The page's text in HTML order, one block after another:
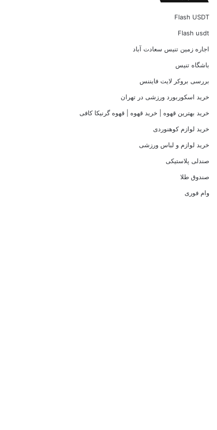
Flash USDT
Flash usdt
اجاره زمین تنیس سعادت آباد
باشگاه تنیس
بررسی بروکر لایت فایننس
خرید اسکوربورد ورزشی در تهران
خرید بهترین قهوه | خرید قهوه | قهوه گرنیکا کافی
خرید لوازم کوهنوردی
خرید لوازم و لباس ورزشی
صندلی پلاستیکی
صندوق طلا
وام فوری